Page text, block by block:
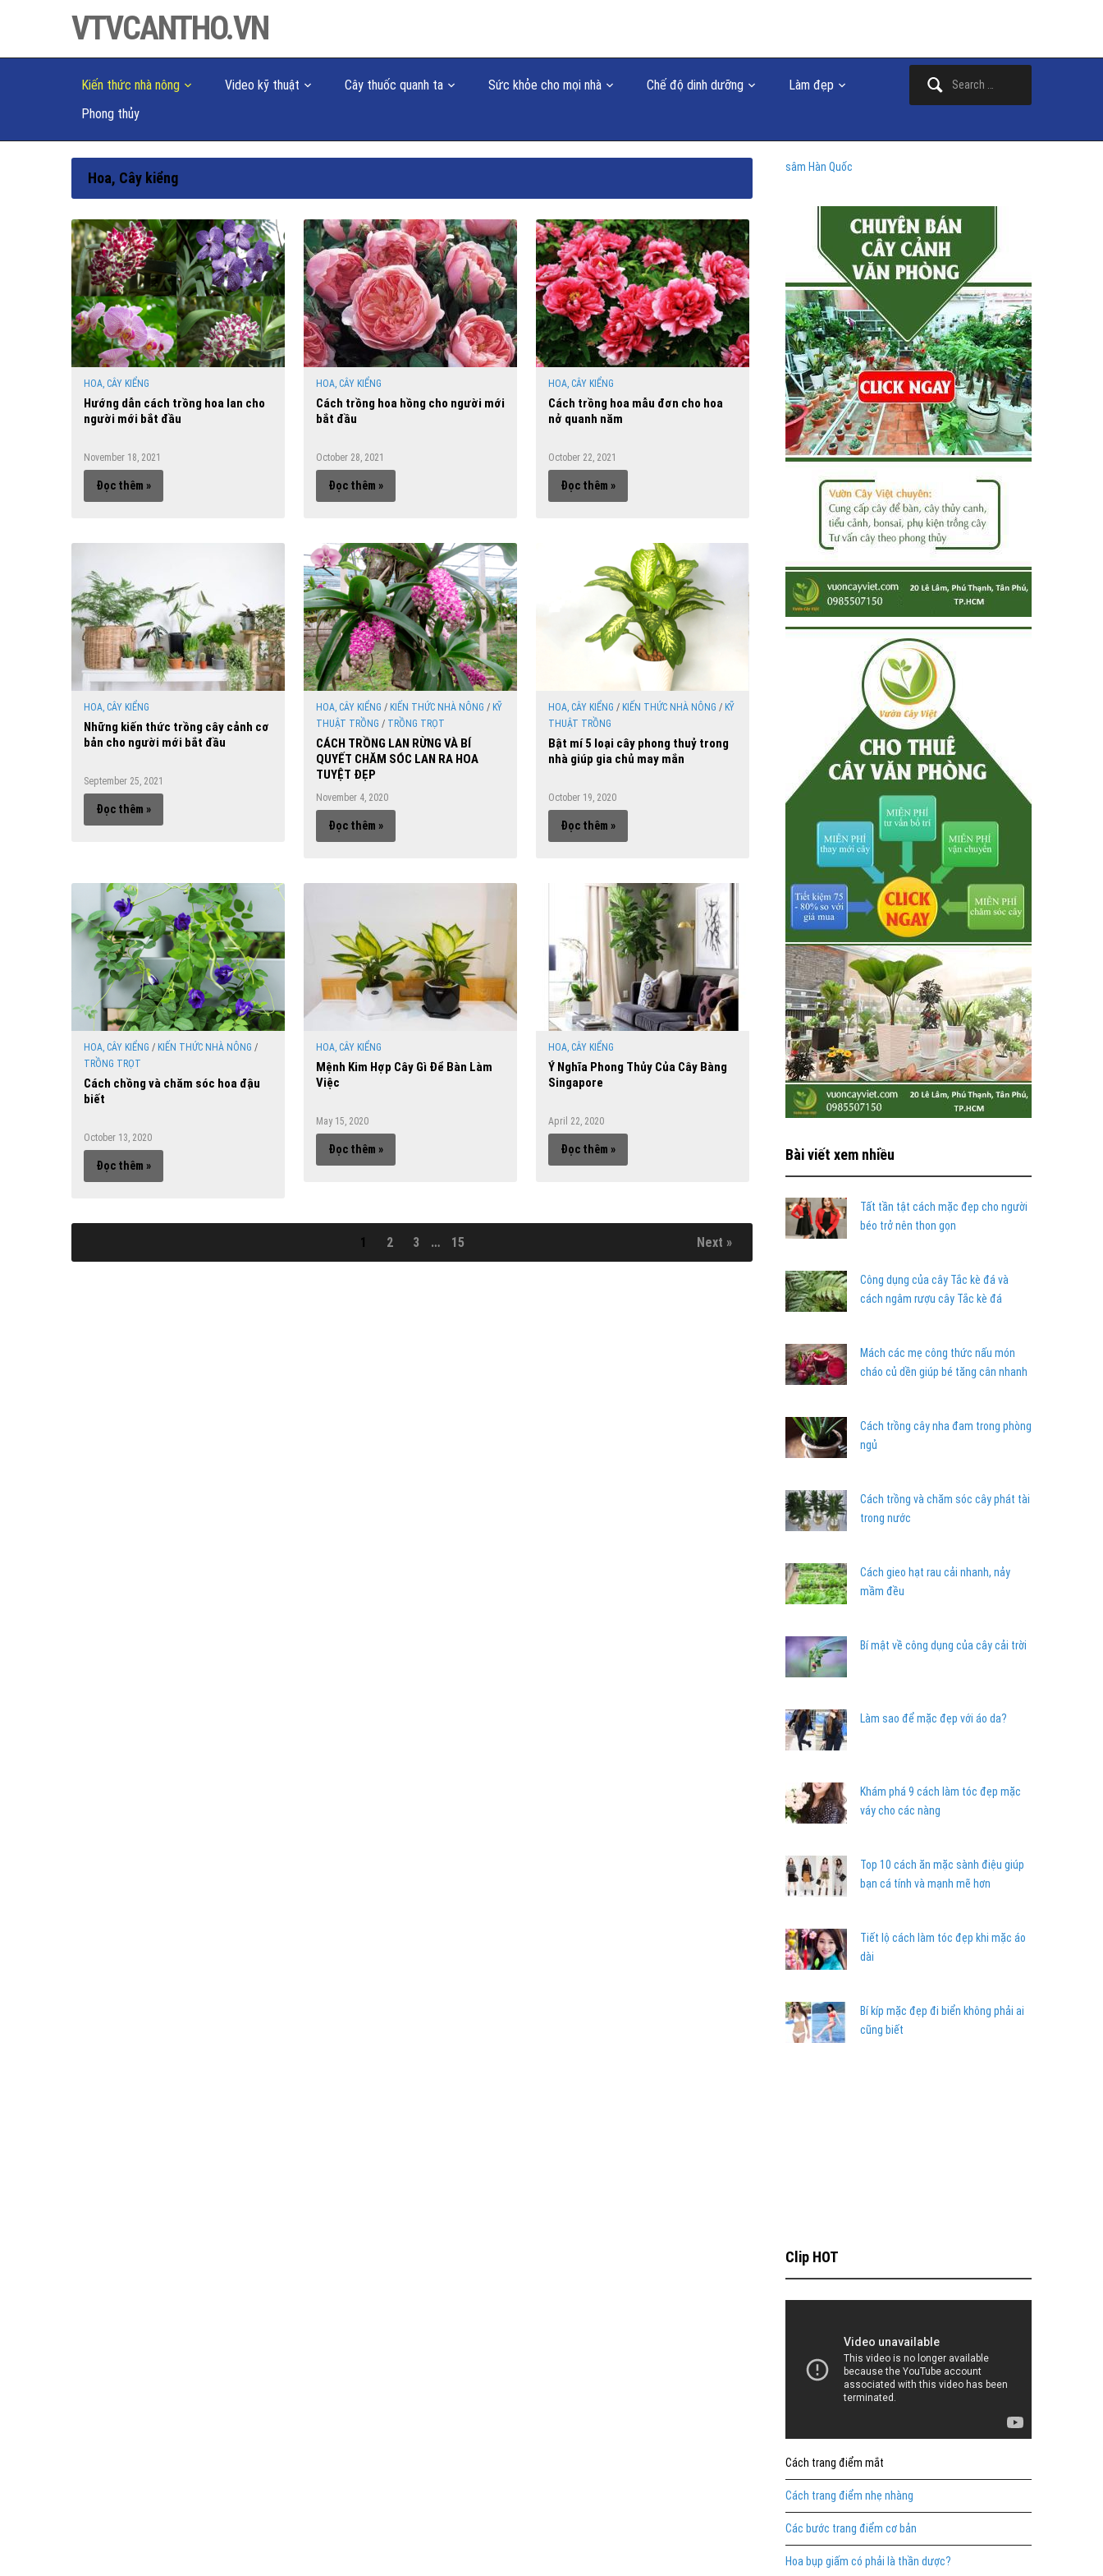
VTVCANTHO.VN
Kiến thức nhà nông Video kỹ thuật Cây thuốc quanh ta Sức khỏe cho mọi nhà Chế độ dinh dưỡng
Làm đẹp
Phong thủy
Hoa, Cây kiểng
HOA, CÂY KIỂNG
Hướng dẫn cách trồng hoa lan cho
người mới bắt đầu
November 18, 2021
Đọc thêm »
HOA, CÂY KIỂNG
Cách trồng hoa hồng cho người mới
bắt đầu
October 28, 2021
Đọc thêm »
HOA, CÂY KIỂNG
Cách trồng hoa mẫu đơn cho hoa
nở quanh năm
October 22, 2021
Đọc thêm »
HOA, CÂY KIỂNG
Những kiến thức trồng cây cảnh cơ
bản cho người mới bắt đầu
September 25, 2021
Đọc thêm »
HOA, CÂY KIỂNG / KIẾN THỨC NHÀ NÔNG / KỸ
THUẬT TRỒNG / TRỒNG TRỌT
CÁCH TRỒNG LAN RỪNG VÀ BÍ
QUYẾT CHĂM SÓC LAN RA HOA
TUYỆT ĐẸP
November 4, 2020
Đọc thêm »
HOA, CÂY KIỂNG / KIẾN THỨC NHÀ NÔNG / KỸ
THUẬT TRỒNG
Bật mí 5 loại cây phong thuỷ trong
nhà giúp gia chủ may mắn
October 19, 2020
Đọc thêm »
HOA, CÂY KIỂNG / KIẾN THỨC NHÀ NÔNG /
TRỒNG TRỌT
Cách chồng và chăm sóc hoa đậu
biết
October 13, 2020
Đọc thêm »
HOA, CÂY KIỂNG
Mệnh Kim Hợp Cây Gì Để Bàn Làm
Việc
May 15, 2020
Đọc thêm »
HOA, CÂY KIỂNG
Ý Nghĩa Phong Thủy Của Cây Bàng
Singapore
April 22, 2020
Đọc thêm »
1 2 3 … 15 Next »
sâm Hàn Quốc
Bài viết xem nhiều
Tất tần tật cách mặc đẹp cho người
béo trở nên thon gọn
Công dụng của cây Tắc kè đá và
cách ngâm rượu cây Tắc kè đá
Mách các mẹ công thức nấu món
cháo củ dền giúp bé tăng cân nhanh
Cách trồng cây nha đam trong phòng
ngủ
Cách trồng và chăm sóc cây phát tài
trong nước
Cách gieo hạt rau cải nhanh, nảy
mầm đều
Bí mật về công dụng của cây cải trời
Làm sao để mặc đẹp với áo da?
Khám phá 9 cách làm tóc đẹp mặc
váy cho các nàng
Top 10 cách ăn mặc sành điệu giúp
bạn cá tính và mạnh mẽ hơn
Tiết lộ cách làm tóc đẹp khi mặc áo
dài
Bí kíp mặc đẹp đi biển không phải ai
cũng biết
Clip HOT
Cách trang điểm mắt
Cách trang điểm nhẹ nhàng
Các bước trang điểm cơ bản
Hoa bụp giấm có phải là thần dược?